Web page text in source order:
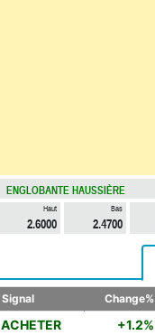
ENGLOBANTE HAUSSIÈRE
Haut
2.6000
Bas
2.4700
Signal Change%
ACHETER +1.2%